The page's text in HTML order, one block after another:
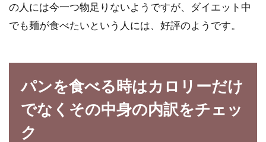
の人には今一つ物足りないようですが、ダイエット中
でも麺が食べたいという人には、好評のようです。
パンを食べる時はカロリーだけ
でなくその中身の内訳をチェッ
ク